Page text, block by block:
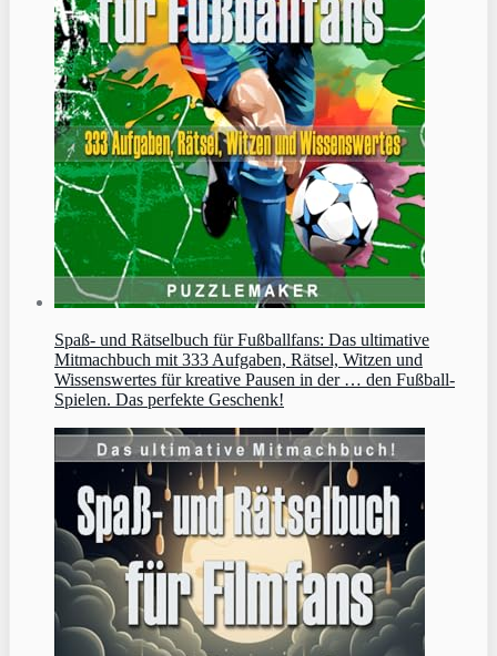
Spaß- und Rätselbuch für Fußballfans: Das ultimative
Mitmachbuch mit 333 Aufgaben, Rätsel, Witzen und
Wissenswertes für kreative Pausen in der … den Fußball-
Spielen. Das perfekte Geschenk!